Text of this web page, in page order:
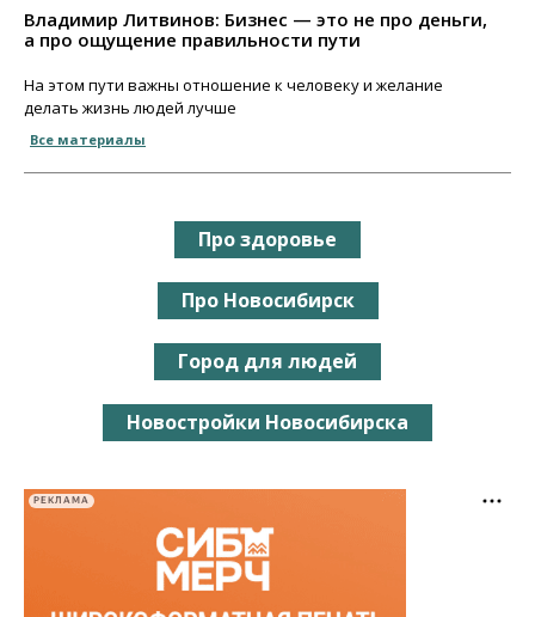
Владимир Литвинов: Бизнес — это не про деньги,
а про ощущение правильности пути
На этом пути важны отношение к человеку и желание
делать жизнь людей лучше
Все материалы
Про здоровье
Про Новосибирск
Город для людей
Новостройки Новосибирска
РЕКЛАМА